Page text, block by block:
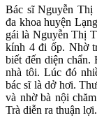
Bác sĩ Nguyễn Thị
đa khoa huyện
gái là Nguyễn Thị
kính 4 đi ốp. Nhờ
biết đến diện chẩn.
nhà tôi. Lúc đó
bác sĩ là dở hơi.
và nhờ bà nội
Trà diễn ra thuận lợi.